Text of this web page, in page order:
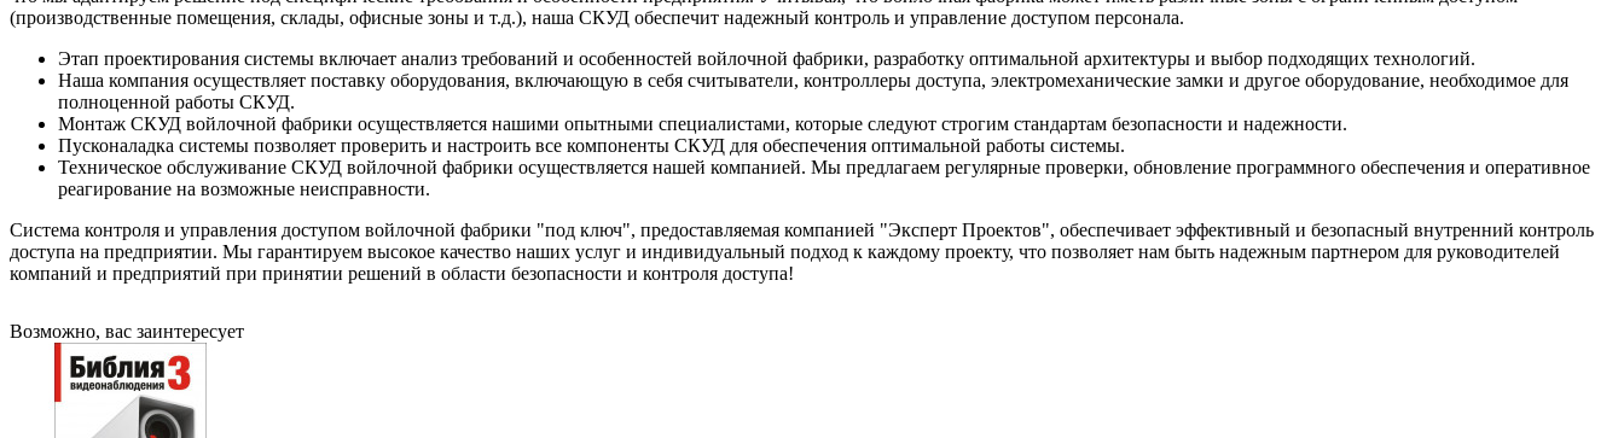
(производственные помещения, склады, офисные зоны и т.д.), наша СКУД обеспечит надежный контроль и управление доступом персонала.
Этап проектирования системы включает анализ требований и особенностей войлочной фабрики, разработку оптимальной архитектуры и выбор подходящих технологий.
Наша компания осуществляет поставку оборудования, включающую в себя считыватели, контроллеры доступа, электромеханические замки и другое оборудование, необходимое для
полноценной работы СКУД.
Монтаж СКУД войлочной фабрики осуществляется нашими опытными специалистами, которые следуют строгим стандартам безопасности и надежности.
Пусконаладка системы позволяет проверить и настроить все компоненты СКУД для обеспечения оптимальной работы системы.
Техническое обслуживание СКУД войлочной фабрики осуществляется нашей компанией. Мы предлагаем регулярные проверки, обновление программного обеспечения и оперативное
реагирование на возможные неисправности.
Система контроля и управления доступом войлочной фабрики "под ключ", предоставляемая компанией "Эксперт Проектов", обеспечивает эффективный и безопасный внутренний контроль
доступа на предприятии. Мы гарантируем высокое качество наших услуг и индивидуальный подход к каждому проекту, что позволяет нам быть надежным партнером для руководителей
компаний и предприятий при принятии решений в области безопасности и контроля доступа!
Возможно, вас заинтересует